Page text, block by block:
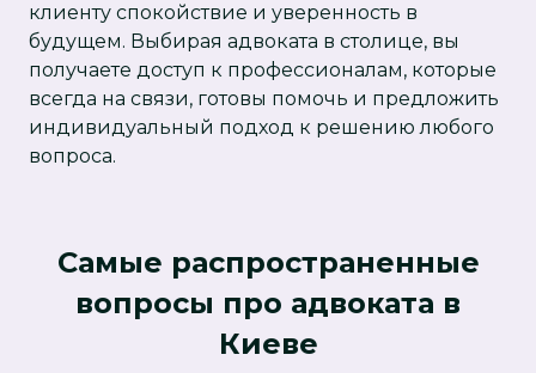
клиенту спокойствие и уверенность в
будущем. Выбирая адвоката в столице, вы
получаете доступ к профессионалам, которые
всегда на связи, готовы помочь и предложить
индивидуальный подход к решению любого
вопроса.
Самые распространенные
вопросы про адвоката в
Киеве